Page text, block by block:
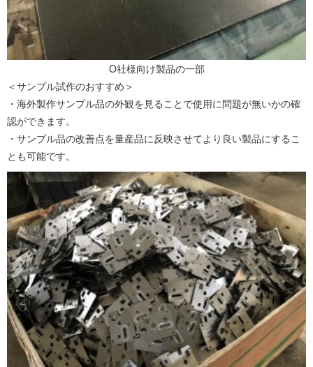
O社様向け製品の一部
＜サンプル試作のおすすめ＞
・海外製作サンプル品の外観を見ることで使用に問題が無いかの確
認ができます。
・サンプル品の改善点を量産品に反映させてより良い製品にするこ
とも可能です。